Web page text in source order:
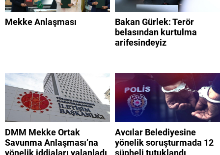
Mekke Anlaşması
Bakan Gürlek: Terör
belasından kurtulma
arifesindeyiz
DMM Mekke Ortak
Savunma Anlaşması’na
yönelik iddiaları yalanladı
Avcılar Belediyesine
yönelik soruşturmada 12
şüpheli tutuklandı